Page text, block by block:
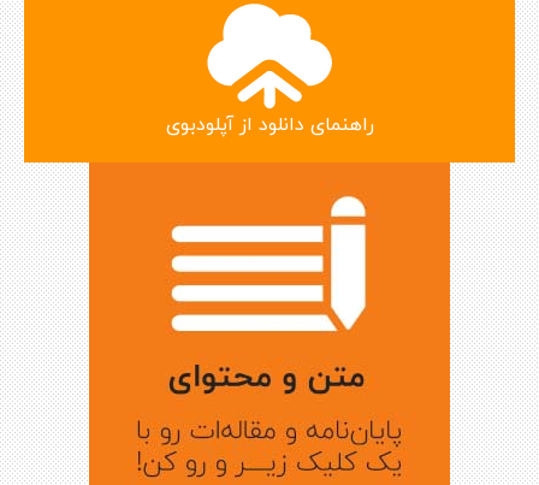
راهنمای دانلود از آپلودبوی